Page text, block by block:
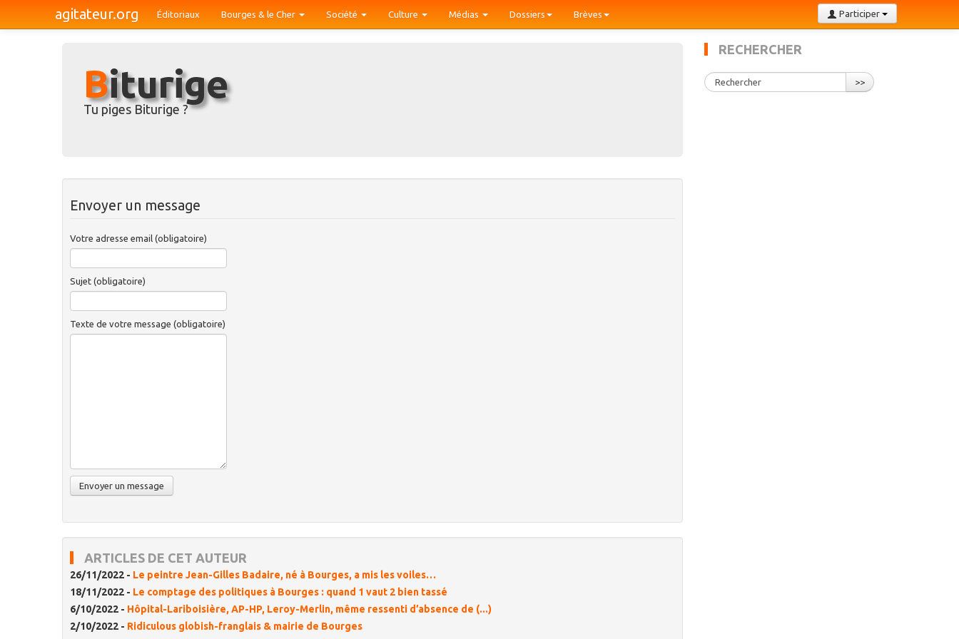
agitateur.org Participer
Éditoriaux Bourges & le Cher Société Culture Médias Dossiers Brèves
Biturige
Tu piges Biturige ?
Envoyer un message
Votre adresse email (obligatoire)
Sujet (obligatoire)
Texte de votre message (obligatoire)
ARTICLES DE CET AUTEUR
26/11/2022 - Le peintre Jean-Gilles Badaire, né à Bourges, a mis les voiles…
18/11/2022 - Le comptage des politiques à Bourges : quand 1 vaut 2 bien tassé
6/10/2022 - Hôpital-Lariboisière, AP-HP, Leroy-Merlin, même ressenti d’absence de (...)
2/10/2022 - Ridiculous globish-franglais & mairie de Bourges
RECHERCHER
>>